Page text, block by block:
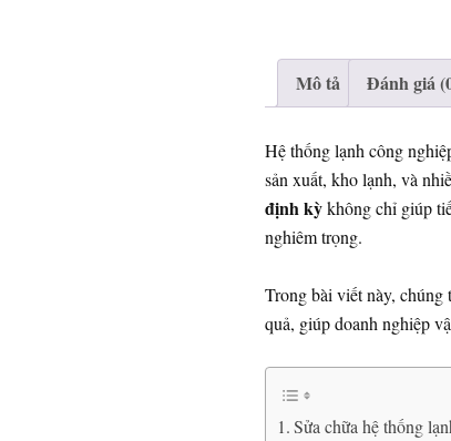
Mô tả Đánh giá
Hệ thống lạnh công
sản xuất, kho lạnh, và
định kỳkhông chỉ giúp
nghiêm trọng.
Trong bài viết này, chúng
quả, giúp doanh nghiệp
Sửa chữa hệ thống